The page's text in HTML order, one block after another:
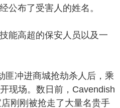
公布了受害人的姓名。
能高超的保安人员以及一
匪冲进商城抢劫杀人后，乘
现场。数日前，Cavendish
刚刚被抢走了大量名贵手